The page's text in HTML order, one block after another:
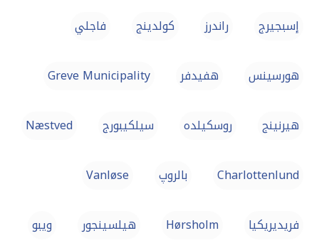
إسبجيرج راندرز كولدينج فاجلي
هورسينس هفيدفر Greve Municipality
هيرنينج روسكيلده سيلكيبورج Næstved
Charlottenlund بالروپ Vanløse
فريديريكيا Hørsholm هيلسينجور ویبو